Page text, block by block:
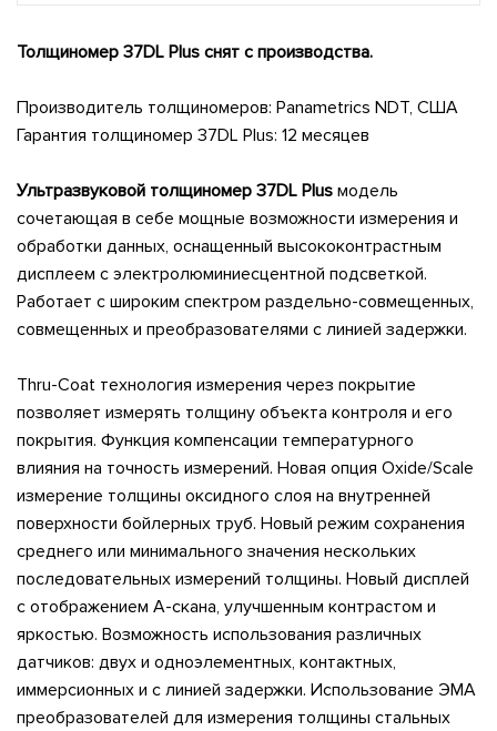
Толщиномер 37DL Plus снят с производства.
Производитель толщиномеров: Panametrics NDT, США
Гарантия толщиномер 37DL Plus: 12 месяцев
Ультразвуковой толщиномер 37DL Plus модель
сочетающая в себе мощные возможности измерения и
обработки данных, оснащенный высококонтрастным
дисплеем с электролюминиесцентной подсветкой.
Работает с широким спектром раздельно-совмещенных,
совмещенных и преобразователями с линией задержки.
Thru-Coat технология измерения через покрытие
позволяет измерять толщину объекта контроля и его
покрытия. Функция компенсации температурного
влияния на точность измерений. Новая опция Oxide/Scale
измерение толщины оксидного слоя на внутренней
поверхности бойлерных труб. Новый режим сохранения
среднего или минимального значения нескольких
последовательных измерений толщины. Новый дисплей
с отображением А-скана, улучшенным контрастом и
яркостью. Возможность использования различных
датчиков: двух и одноэлементных, контактных,
иммерсионных и с линией задержки. Использование ЭМА
преобразователей для измерения толщины стальных